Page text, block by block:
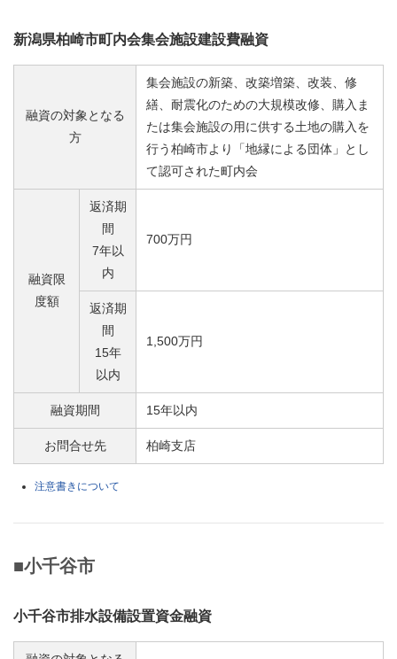
新潟県柏崎市町内会集会施設建設費融資
融資の対象となる
方
集会施設の新築、改築増築、改装、修
繕、耐震化のための大規模改修、購入ま
たは集会施設の用に供する土地の購入を
行う柏崎市より「地縁による団体」とし
て認可された町内会
融資限
度額
返済期
間
7年以
内
700万円
返済期
間
15年
以内
1,500万円
融資期間 15年以内
お問合せ先 柏崎支店
注意書きについて
■小千谷市
小千谷市排水設備設置資金融資